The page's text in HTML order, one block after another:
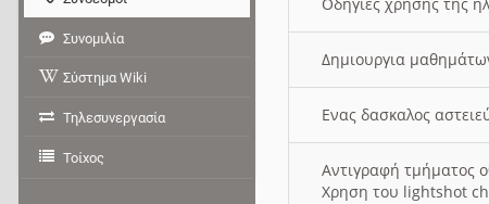
Δημιουργια
Ενας δασκαλος
Αντιγραφή τμήματος
Χρηση του lightshot
Συνομιλία
Σύστημα Wiki
Τηλεσυνεργασία
Τοίχος